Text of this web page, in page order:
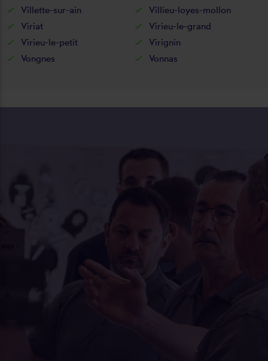
Villette-sur-ain
Villieu-loyes-mollon
Viriat
Virieu-le-grand
Virieu-le-petit
Virignin
Vongnes
Vonnas